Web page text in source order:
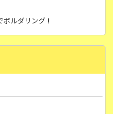
ルダリング！